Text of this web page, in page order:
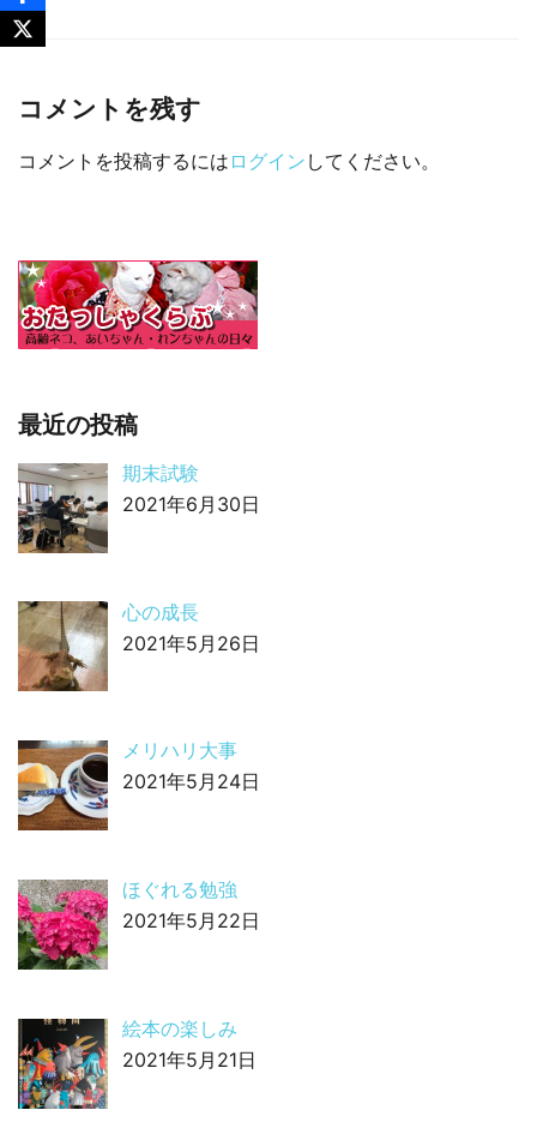
コメントを残す
コメントを投稿するには ログイン してください。
最近の投稿
期末試験
2021年6月30日
心の成長
2021年5月26日
メリハリ大事
2021年5月24日
ほぐれる勉強
2021年5月22日
絵本の楽しみ
2021年5月21日